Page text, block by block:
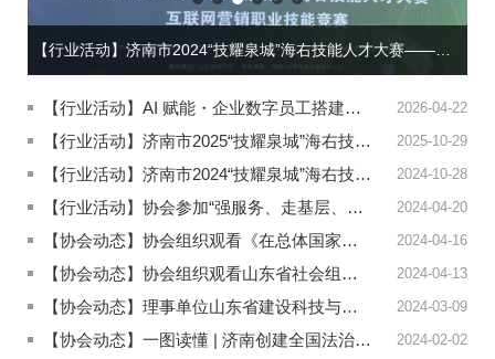
【行业活动】济南市2024“技耀泉城”海右技能人才大赛——互联网营销职业技能竞赛...
【行业活动】AI 赋能・企业数字员工搭建企业落地实战训练营 2026-04-22
【行业活动】济南市2025“技耀泉城”海右技能人才大赛——互... 2025-10-29
【行业活动】济南市2024“技耀泉城”海右技能人才大赛——互... 2024-10-28
【行业活动】协会参加“强服务、走基层、建新功”——社会组... 2024-04-20
【协会动态】协会组织观看《在总体国家安全观引领下》宣传片 2024-04-16
【协会动态】协会组织观看山东省社会组织大讲堂 2024-04-13
【协会动态】理事单位山东省建设科技与教育协会主办“蓝天责... 2024-03-09
【协会动态】一图读懂 | 济南创建全国法治政府建设示范市在行动 2024-02-02